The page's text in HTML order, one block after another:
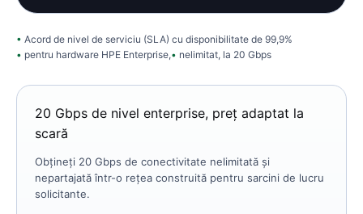
Acord de nivel de serviciu (SLA) cu disponibilitate de 99,9%
pentru hardware HPE Enterprise,
nelimitat, la 20 Gbps
20 Gbps de nivel enterprise, preț adaptat la
scară
Obțineți 20 Gbps de conectivitate nelimitată și
nepartajată într-o rețea construită pentru sarcini de lucru
solicitante.